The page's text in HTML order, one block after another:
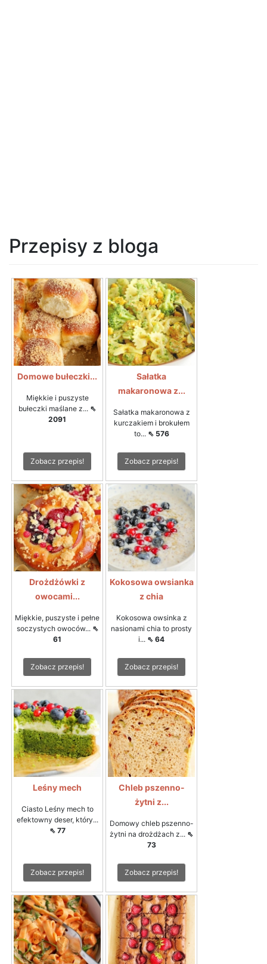
Przepisy z bloga
Domowe bułeczki...
Miękkie i puszyste
bułeczki maślane z... ⇖
2091
Zobacz przepis!
Sałatka
makaronowa z...
Sałatka makaronowa z
kurczakiem i brokułem
to... ⇖ 576
Zobacz przepis!
Drożdżówki z
owocami...
Miękkie, puszyste i pełne
soczystych owoców... ⇖
61
Zobacz przepis!
Kokosowa owsianka
z chia
Kokosowa owsinka z
nasionami chia to prosty
i... ⇖ 64
Zobacz przepis!
Leśny mech
Ciasto Leśny mech to
efektowny deser, który...
⇖ 77
Zobacz przepis!
Chleb pszenno-
żytni z...
Domowy chleb pszenno-
żytni na drożdżach z... ⇖
73
Zobacz przepis!